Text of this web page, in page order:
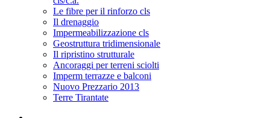
Le fibre per il rinforzo cls
Il drenaggio
Impermeabilizzazione cls
Geostruttura tridimensionale
Il ripristino strutturale
Ancoraggi per terreni sciolti
Imperm terrazze e balconi
Nuovo Prezzario 2013
Terre Tirantate